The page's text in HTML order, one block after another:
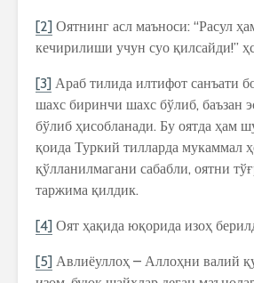
[2] Оятнинг асл маъноси: “Расул
кечирилиши учун суо қилсайди!”
[3] Араб тилида илтифот санъати
шахс биринчи шахс бўлиб, баъзан
бўлиб ҳисобланади. Бу оятда ҳам
қоида Туркий тилларда мукаммал
қўлланилмагани сабабли, оятни
таржима қилдик.
[4] Оят ҳақида юқорида изоҳ
[5] Авлиёуллоҳ – Аллоҳни валий